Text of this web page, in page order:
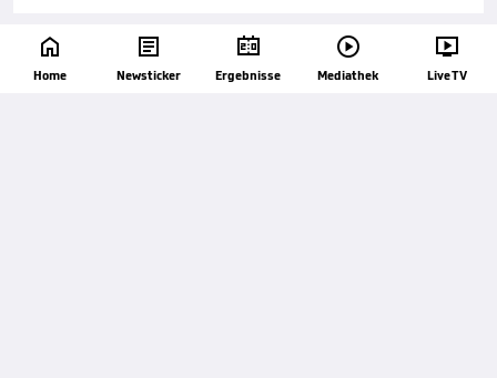
70' AUSWECHSLUNG

Home

Newsticker

Ergebnisse

Mediathek

Live TV